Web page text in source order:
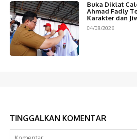
Buka Diklat
Ahmad Fadly
Karakter dan
04/08/2026
TINGGALKAN KOMENTAR